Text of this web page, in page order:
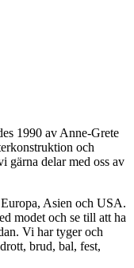
1990 av Anne-Grete
och
gärna delar med oss av
Asien och USA.
modet och se till att ha
Vi har tyger och
brud, bal, fest,